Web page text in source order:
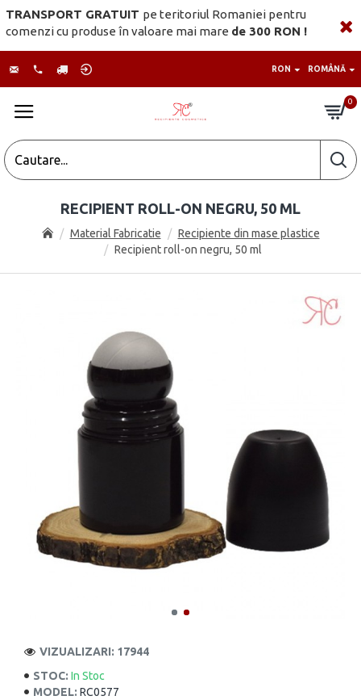
TRANSPORT GRATUIT pe teritoriul Romaniei pentru
comenzi cu produse în valoare mai mare de 300 RON !
RON ROMÂNĂ
0
Material Fabricatie
Recipiente din mase plastice
Recipient roll-on negru, 50 ml
RECIPIENT ROLL-ON NEGRU, 50 ML
STOC: In Stoc
MODEL: RC0577
VIZUALIZARI: 17944